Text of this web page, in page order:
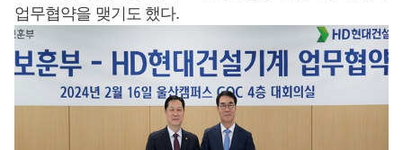
업무협약을 맺기도 했다.